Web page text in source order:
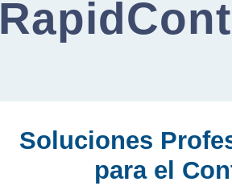
Soluciones
para el